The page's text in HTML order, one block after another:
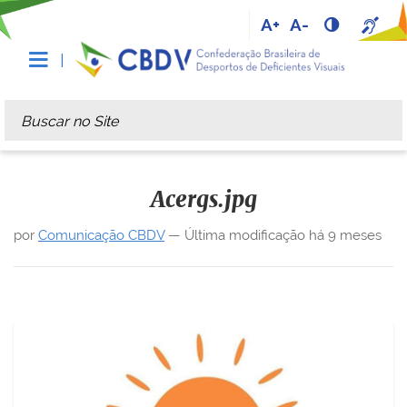
A+ A-
Busca
Busca Avançada…
Acergs.jpg
por Comunicação CBDV— Última modificação há 9 meses